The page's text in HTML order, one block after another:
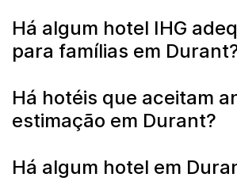
Há algum hotel IHG
para famílias em
Há hotéis que aceitam
estimação em Durant?
Há algum hotel em